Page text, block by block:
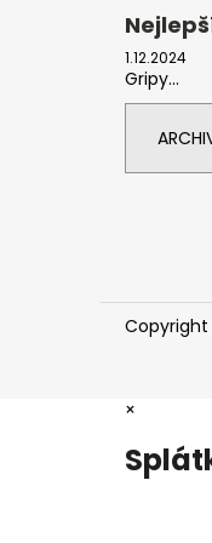
1.12.2024
Gripy...
Copyright
×